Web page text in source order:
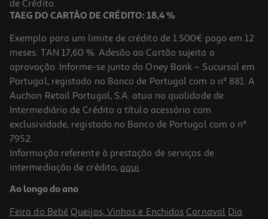
Coluna Portátil Qilive 600127708 Preta Bt Q1708
14.99 €/un
14,99 €
de Crédito.
TAEG DO CARTÃO DE CRÉDITO: 18,4 %
Exemplo para um limite de crédito de 1.500€ pago em 12
meses. TAN 17,60 %. Adesão ao Cartão sujeita a
aprovação. Informe-se junto do Oney Bank – Sucursal em
Portugal, registado no Banco de Portugal com o nº 881. A
Auchan Retail Portugal, S.A. atua na qualidade de
Intermediário de Crédito a título acessório com
exclusividade, registado no Banco de Portugal com o nº
7952.
Informação referente à prestação de serviços de
intermediação de crédito, aqui.
Ao longo do ano
Feira do Bebé Queijos, Vinhos e Enchidos Carnaval Dia